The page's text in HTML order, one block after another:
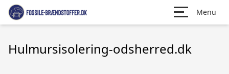
Menu
Hulmursisolering-odsherred.dk